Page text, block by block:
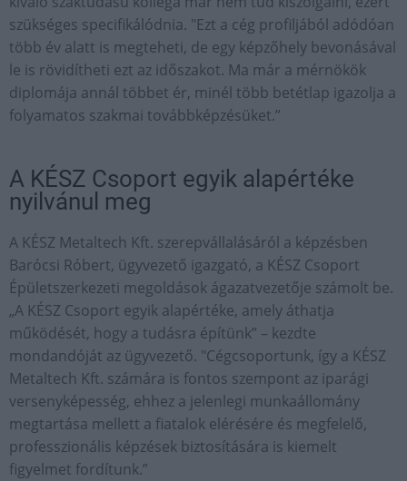
szükséges specifikálódnia. "Ezt a cég profiljából adódóan
több év alatt is megteheti, de egy képzőhely bevonásával
le is rövidítheti ezt az időszakot. Ma már a mérnökök
diplomája annál többet ér, minél több betétlap igazolja a
folyamatos szakmai továbbképzésüket.”
A KÉSZ Csoport egyik alapértéke
nyilvánul meg
A KÉSZ Metaltech Kft. szerepvállalásáról a képzésben
Barócsi Róbert, ügyvezető igazgató, a KÉSZ Csoport
Épületszerkezeti megoldások ágazatvezetője számolt be.
„A KÉSZ Csoport egyik alapértéke, amely áthatja
működését, hogy a tudásra építünk” – kezdte
mondandóját az ügyvezető. "Cégcsoportunk, így a KÉSZ
Metaltech Kft. számára is fontos szempont az iparági
versenyképesség, ehhez a jelenlegi munkaállomány
megtartása mellett a fiatalok elérésére és megfelelő,
professzionális képzések biztosítására is kiemelt
figyelmet fordítunk.”